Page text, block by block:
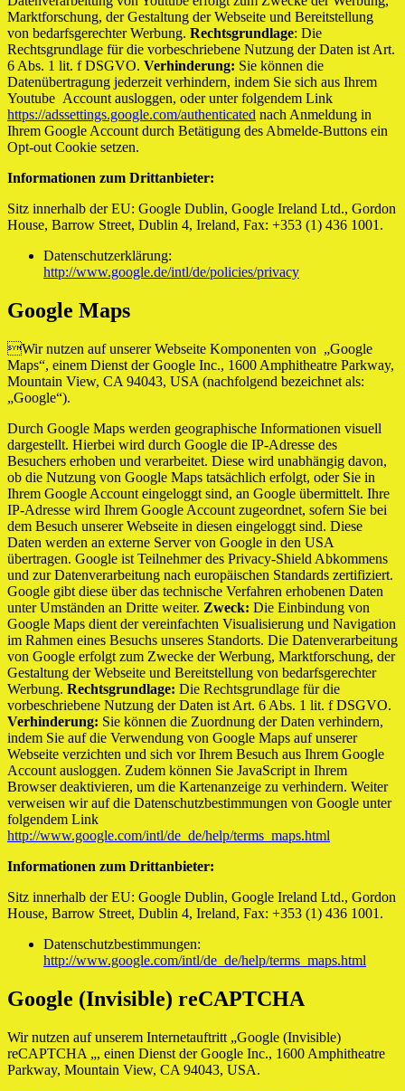
Marktforschung, der Gestaltung der Webseite und Bereitstellung
von bedarfsgerechter Werbung. Rechtsgrundlage: Die
Rechtsgrundlage für die vorbeschriebene Nutzung der Daten ist Art.
6 Abs. 1 lit. f DSGVO. Verhinderung: Sie können die
Datenübertragung jederzeit verhindern, indem Sie sich aus Ihrem
Youtube Account ausloggen, oder unter folgendem Link
https://adssettings.google.com/authenticated nach Anmeldung in
Ihrem Google Account durch Betätigung des Abmelde-Buttons ein
Opt-out Cookie setzen.
Informationen zum Drittanbieter:
Sitz innerhalb der EU: Google Dublin, Google Ireland Ltd., Gordon
House, Barrow Street, Dublin 4, Ireland, Fax: +353 (1) 436 1001.
Datenschutzerklärung:
http://www.google.de/intl/de/policies/privacy
Google Maps
Wir nutzen auf unserer Webseite Komponenten von „Google
Maps“, einem Dienst der Google Inc., 1600 Amphitheatre Parkway,
Mountain View, CA 94043, USA (nachfolgend bezeichnet als:
„Google“).
Durch Google Maps werden geographische Informationen visuell
dargestellt. Hierbei wird durch Google die IP-Adresse des
Besuchers erhoben und verarbeitet. Diese wird unabhängig davon,
ob die Nutzung von Google Maps tatsächlich erfolgt, oder Sie in
Ihrem Google Account eingeloggt sind, an Google übermittelt. Ihre
IP-Adresse wird Ihrem Google Account zugeordnet, sofern Sie bei
dem Besuch unserer Webseite in diesen eingeloggt sind. Diese
Daten werden an externe Server von Google in den USA
übertragen. Google ist Teilnehmer des Privacy-Shield Abkommens
und zur Datenverarbeitung nach europäischen Standards zertifiziert.
Google gibt diese über das technische Verfahren erhobenen Daten
unter Umständen an Dritte weiter. Zweck: Die Einbindung von
Google Maps dient der vereinfachten Visualisierung und Navigation
im Rahmen eines Besuchs unseres Standorts. Die Datenverarbeitung
von Google erfolgt zum Zwecke der Werbung, Marktforschung, der
Gestaltung der Webseite und Bereitstellung von bedarfsgerechter
Werbung. Rechtsgrundlage: Die Rechtsgrundlage für die
vorbeschriebene Nutzung der Daten ist Art. 6 Abs. 1 lit. f DSGVO.
Verhinderung: Sie können die Zuordnung der Daten verhindern,
indem Sie auf die Verwendung von Google Maps auf unserer
Webseite verzichten und sich vor Ihrem Besuch aus Ihrem Google
Account ausloggen. Zudem können Sie JavaScript in Ihrem
Browser deaktivieren, um die Kartenanzeige zu verhindern. Weiter
verweisen wir auf die Datenschutzbestimmungen von Google unter
folgendem Link
http://www.google.com/intl/de_de/help/terms_maps.html
Informationen zum Drittanbieter:
Sitz innerhalb der EU: Google Dublin, Google Ireland Ltd., Gordon
House, Barrow Street, Dublin 4, Ireland, Fax: +353 (1) 436 1001.
Datenschutzbestimmungen:
http://www.google.com/intl/de_de/help/terms_maps.html
Google (Invisible) reCAPTCHA
Wir nutzen auf unserem Internetauftritt „Google (Invisible)
reCAPTCHA „, einen Dienst der Google Inc., 1600 Amphitheatre
Parkway, Mountain View, CA 94043, USA.